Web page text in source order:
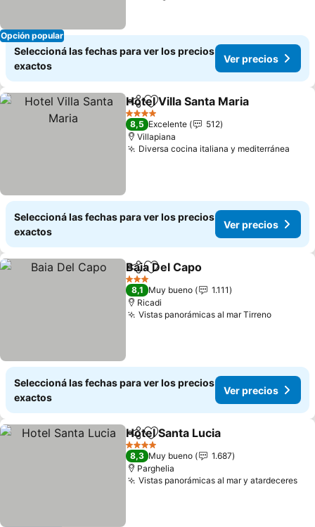
Opción popular
Seleccioná las fechas para ver los precios
exactos
Ver precios
CompartirAñadir a favoritos
Hotel Villa Santa Maria
4 Estrellas
8,5 Excelente
512
Villapiana
Diversa cocina italiana y mediterránea
Seleccioná las fechas para ver los precios
exactos
Ver precios
CompartirAñadir a favoritos
Baia Del Capo
3 Estrellas
8,1 Muy bueno
1.111
Ricadi
Vistas panorámicas al mar Tirreno
Seleccioná las fechas para ver los precios
exactos
Ver precios
CompartirAñadir a favoritos
Hotel Santa Lucia
4 Estrellas
8,3 Muy bueno
1.687
Parghelia
Vistas panorámicas al mar y atardeceres